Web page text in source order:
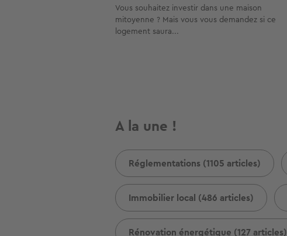
Vous souhaitez investir dans une maison
mitoyenne ? Mais vous vous demandez si ce
logement saura...
A la une !
Réglementations (1105 articles)
Immobilier local (486 articles)
Rénovation énergétique (127 articles)